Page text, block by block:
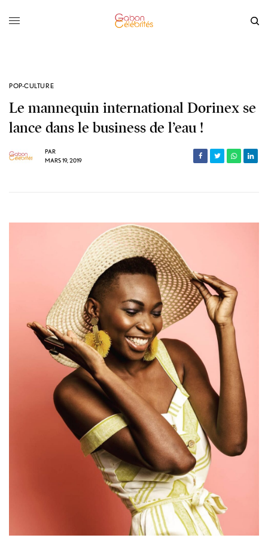
POP-CULTURE
Le mannequin international Dorinex se
lance dans le business de l’eau !
PAR
MARS 19, 2019